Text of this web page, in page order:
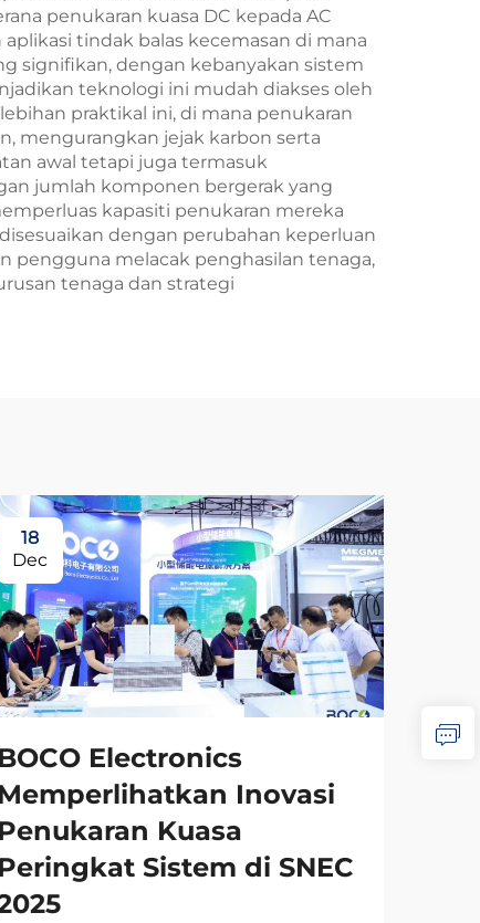
penukaran kuasa DC kepada AC
tindak balas kecemasan di mana
signifikan, dengan kebanyakan sistem
teknologi ini mudah diakses oleh
praktikal ini, di mana penukaran
mengurangkan jejak karbon serta
awal tetapi juga termasuk
jumlah komponen bergerak yang
kapasiti penukaran mereka
dengan perubahan keperluan
pengguna melacak penghasilan tenaga,
tenaga dan strategi
18
Dec
BOCO Electronics
Memperlihatkan Inovasi
Penukaran Kuasa
Peringkat Sistem di SNEC